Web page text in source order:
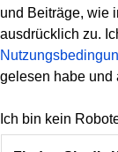
und Beiträge, wie
ausdrücklich zu.
gelesen habe und
Ich bin kein